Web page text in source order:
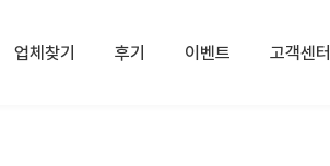
업체찾기 후기 이벤트 고객센터